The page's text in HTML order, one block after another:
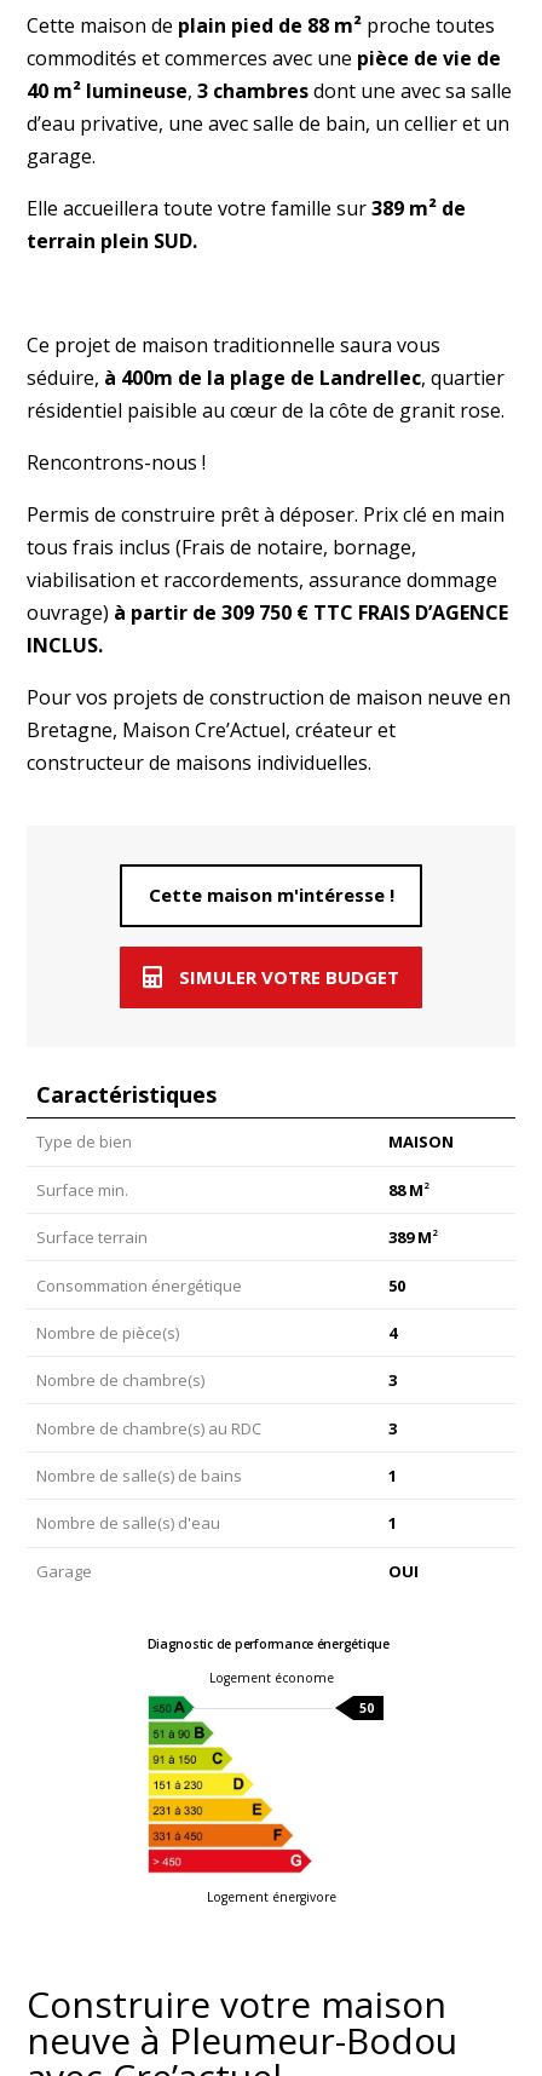
Cette maison de plain pied de 88 m² proche toutes
commodités et commerces avec une pièce de vie de
40 m² lumineuse,3 chambresdont une avec sa salle
d’eau privative, une avec salle de bain, un cellier et un
garage.
Elle accueillera toute votre famille sur389 m² de
terrain plein SUD.
Ce projet de maison traditionnelle saura vous
séduire, à 400m de la plage de Landrellec, quartier
résidentiel paisible au cœur de la côte de granit rose.
Rencontrons-nous !
Permis de construire prêt à déposer. Prix clé en main
tous frais inclus (Frais de notaire, bornage,
viabilisation et raccordements, assurance dommage
ouvrage) à partir de 309 750 € TTC FRAIS D’AGENCE
INCLUS.
Pour vos projets de construction de maison neuve en
Bretagne, Maison Cre’Actuel, créateur et
constructeur de maisons individuelles.
Cette maison m'intéresse !
SIMULER VOTRE BUDGET
Caractéristiques
Type de bien MAISON
Surface min. 88 M 2
Surface terrain 389 M 2
Consommation énergétique 50
Nombre de pièce(s) 4
Nombre de chambre(s) 3
Nombre de chambre(s) au RDC 3
Nombre de salle(s) de bains 1
Nombre de salle(s) d'eau 1
Garage OUI
Diagnostic de performance énergétique
Logement économe
50
Logement énergivore
Construire votre maison
neuve à Pleumeur-Bodou